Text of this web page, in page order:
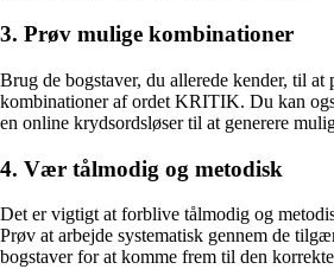
3. Prøv mulige kombinationer
Brug de bogstaver, du allerede kender, til at
kombinationer af ordet KRITIK. Du kan
en online krydsordsløser til at generere
4. Vær tålmodig og metodisk
Det er vigtigt at forblive tålmodig og
Prøv at arbejde systematisk gennem de
bogstaver for at komme frem til den